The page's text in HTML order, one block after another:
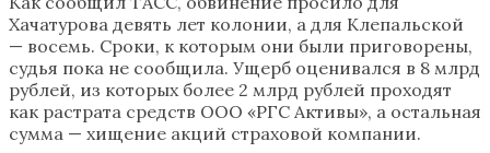
Хачатурова девять лет колонии, а для Клепальской
— восемь. Сроки, к которым они были приговорены,
судья пока не сообщила. Ущерб оценивался в 8 млрд
рублей, из которых более 2 млрд рублей проходят
как растрата средств ООО «РГС Активы», а остальная
сумма — хищение акций страховой компании.